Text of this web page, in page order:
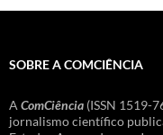
SOBRE A COMCIÊNCIA
A ComCiência (ISSN 1519-
jornalismo científico